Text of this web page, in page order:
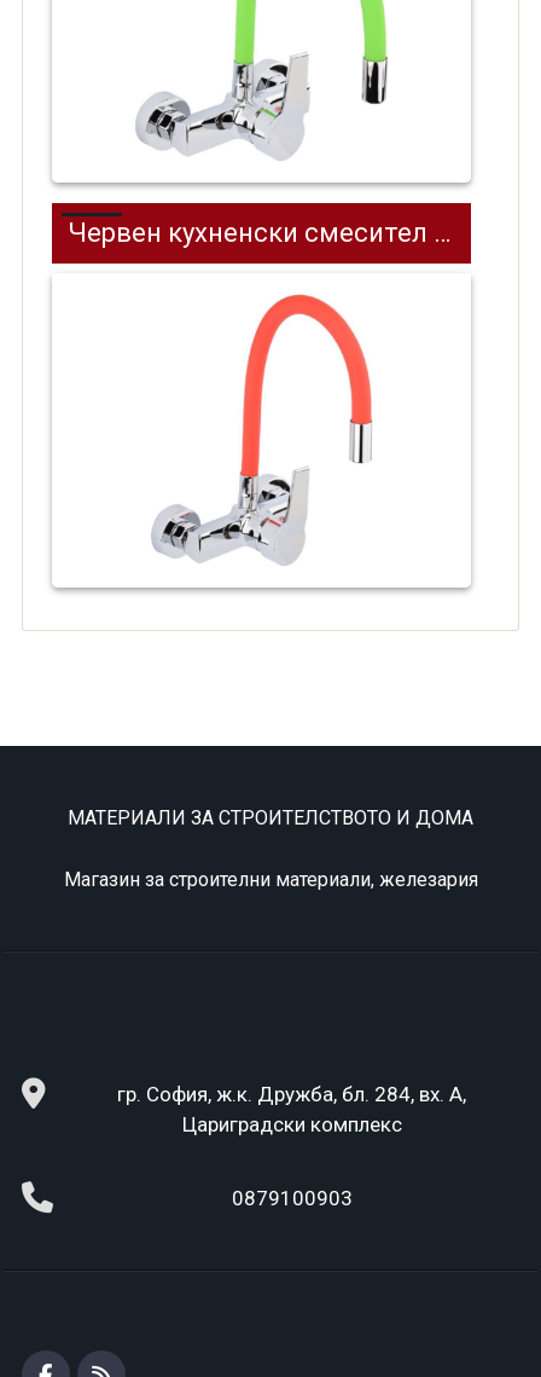
Червен кухненски смесител с гъвкава лебедка стенен
МАТЕРИАЛИ ЗА СТРОИТЕЛСТВОТО И ДОМА
Магазин за строителни материали, железария
гр. София, ж.к. Дружба, бл. 284, вх. А,
Цариградски комплекс
0879100903